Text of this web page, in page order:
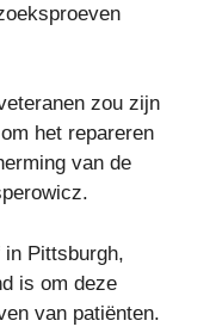
zou zijn
het repareren
van de
Pittsburgh,
is om deze
van patiënten.